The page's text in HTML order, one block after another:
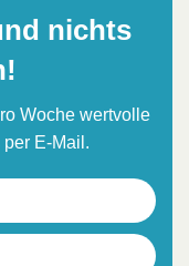
nichts
Woche wertvolle
per E-Mail.